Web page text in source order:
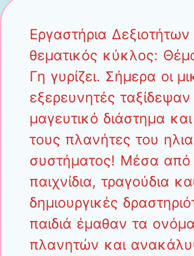
Εργαστήρια
θεματικός κύκλος:
Γη γυρίζει. Σήμερα οι
εξερευνητές
μαγευτικό διάστημα
τους πλανήτες του
συστήματος! Μέσα από
παιχνίδια, τραγούδια
δημιουργικές
παιδιά έμαθαν τα
πλανητών και